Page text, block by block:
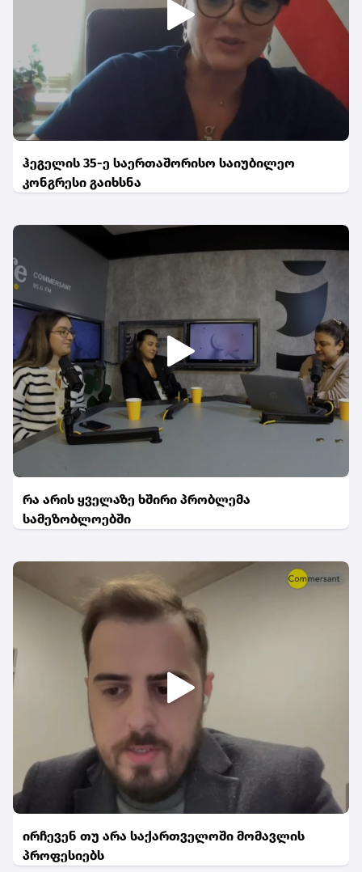
ჰეგელის 35-ე საერთაშორისო საიუბილეო
კონგრესი გაიხსნა
რა არის ყველაზე ხშირი პრობლემა
სამეზობლოებში
ირჩევენ თუ არა საქართველოში მომავლის
პროფესიებს